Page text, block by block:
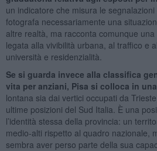
un indicatore che misura le
fotografa necessariamente una
altre realtà, ma racconta comunque
legata alla vivibilità urbana, al traffico e
università e residenzialità.
Se si guarda invece alla classifica
vita per anziani, Pisa si colloca in
lontana sia dai vertici occupati da
ultime posizioni del Sud Italia. È una
l’identità stessa della provincia: un
medio-alti rispetto al quadro nazionale,
sembra aver perso parte della sua